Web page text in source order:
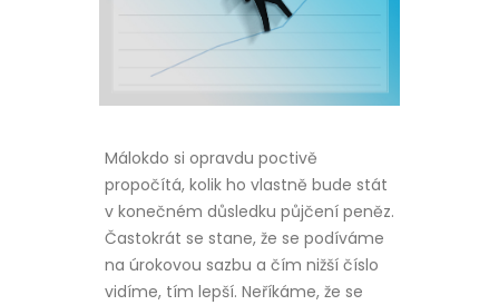
Málokdo si opravdu poctivě
propočítá, kolik ho vlastně bude stát
v konečném důsledku půjčení peněz.
Častokrát se stane, že se podíváme
na úrokovou sazbu a čím nižší číslo
vidíme, tím lepší. Neříkáme, že se